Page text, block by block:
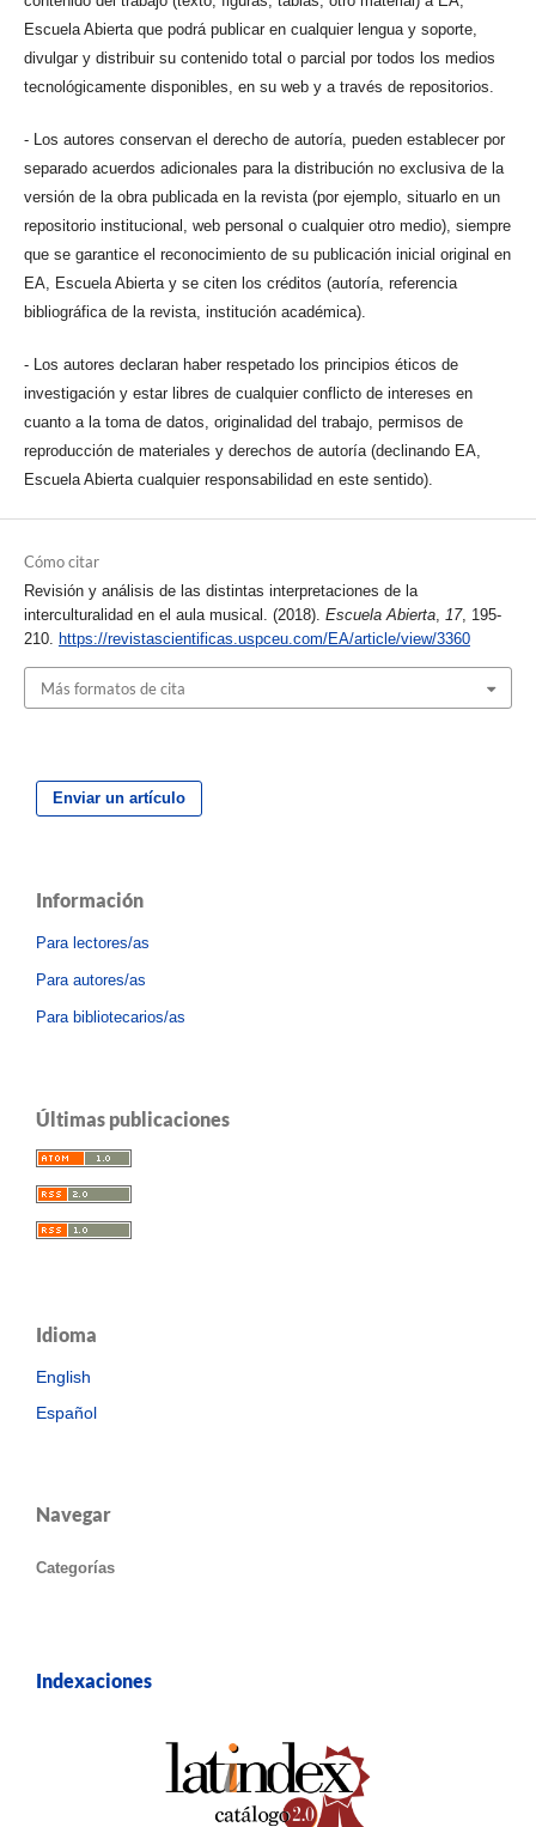
Escuela Abierta que podrá publicar en cualquier lengua y soporte,
divulgar y distribuir su contenido total o parcial por todos los medios
tecnológicamente disponibles, en su web y a través de repositorios.
- Los autores conservan el derecho de autoría, pueden establecer por
separado acuerdos adicionales para la distribución no exclusiva de la
versión de la obra publicada en la revista (por ejemplo, situarlo en un
repositorio institucional, web personal o cualquier otro medio), siempre
que se garantice el reconocimiento de su publicación inicial original en
EA, Escuela Abierta y se citen los créditos (autoría, referencia
bibliográfica de la revista, institución académica).
- Los autores declaran haber respetado los principios éticos de
investigación y estar libres de cualquier conflicto de intereses en
cuanto a la toma de datos, originalidad del trabajo, permisos de
reproducción de materiales y derechos de autoría (declinando EA,
Escuela Abierta cualquier responsabilidad en este sentido).
Cómo citar
Revisión y análisis de las distintas interpretaciones de la
interculturalidad en el aula musical. (2018). Escuela Abierta, 17, 195-
210. https://revistascientificas.uspceu.com/EA/article/view/3360
Más formatos de cita
Enviar un artículo
Información
Para lectores/as
Para autores/as
Para bibliotecarios/as
Últimas publicaciones
Idioma
English
Español
Navegar
Categorías
Indexaciones